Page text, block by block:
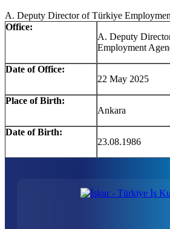
A. Deputy Director of Türkiye
Office:
A. Deputy
Employment
Date of Office:
22 May 2025
Place of Birth:
Ankara
Date of Birth:
23.08.1986